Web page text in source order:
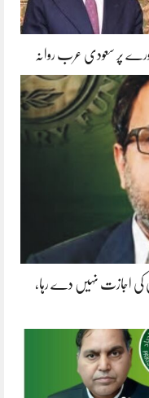
پر سعودی عرب روانہ
کی اجازت نہیں دے رہا،